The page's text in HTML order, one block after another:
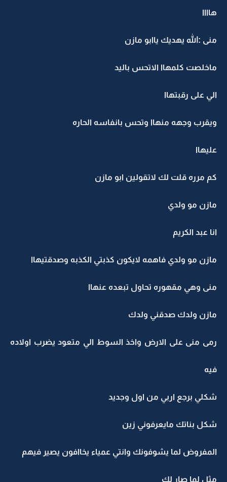
هاااا
منى :الله يهديك ياابو مازن
ماخلصت كلمهاا الاتحس باليد
الي على رقبتهاا
ويقرب وجهه منهاا وتحس بانفاسه الحاره
عليهاا
كم مرره قلت لك لاتقولين ابو مازن
مازن مو ولدي
انا عبد الكريم
مازن مو ولدي فاهمه لايكون كذبتي الكذبه وصدقتيهاا
منى وهي مقهوره تحاول تبعده عنهاا
مازن ولدك صدقني ولدك
رمى منى على الارض واخذ السوط الي متعود يضرب اولاده
فيه
شكلي برجع اربي من اول وجديد
شكل بناتك مايعرفوني زين
المفروض لما يشوفونك وانتي عمياء يخاافون يصير فيهم
مثل لما صار لك